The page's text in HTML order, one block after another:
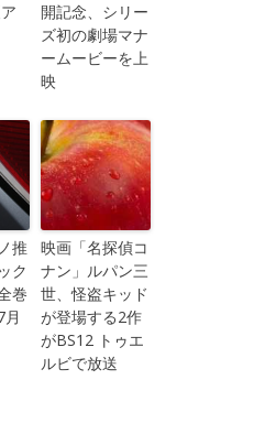
開記念、シリー
ズ初の劇場マナ
ームービーを上
映
推
ク
巻
映画「名探偵コ
ナン」ルパン三
世、怪盗キッド
が登場する2作
がBS12 トゥエ
ルビで放送